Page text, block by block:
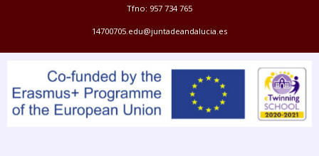
Tfno: 957 734 765
14700705.edu@juntadeandalucia.es